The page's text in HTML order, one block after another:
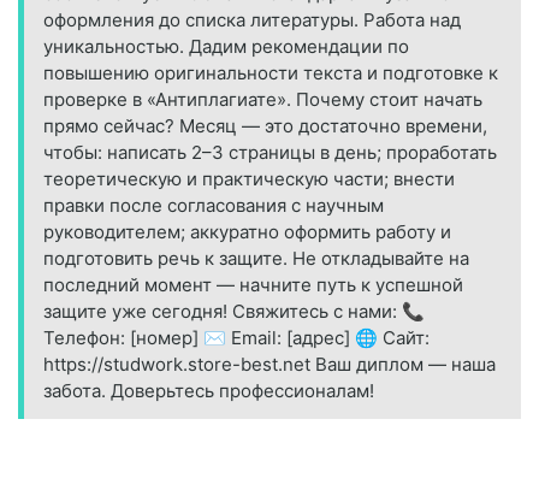
оформления до списка литературы. Работа над
уникальностью. Дадим рекомендации по
повышению оригинальности текста и подготовке к
проверке в «Антиплагиате». Почему стоит начать
прямо сейчас? Месяц — это достаточно времени,
чтобы: написать 2–3 страницы в день; проработать
теоретическую и практическую части; внести
правки после согласования с научным
руководителем; аккуратно оформить работу и
подготовить речь к защите. Не откладывайте на
последний момент — начните путь к успешной
защите уже сегодня! Свяжитесь с нами: 📞
Телефон: [номер] ✉️ Email: [адрес] 🌐 Сайт:
https://studwork.store-best.net Ваш диплом — наша
забота. Доверьтесь профессионалам!